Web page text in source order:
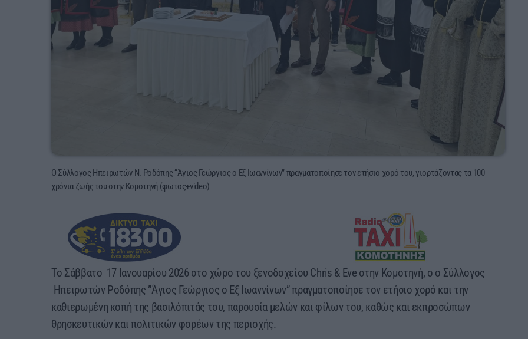
O Σύλλογος Ηπειρωτών Ν. Ροδόπης “Άγιος Γεώργιος ο Εξ Ιωαννίνων” πραγματοποίησε τον ετήσιο χορό του, γιορτάζοντας τα 100
χρόνια ζωής του στην Κομοτηνή (φωτος+video)
Το Σάββατο 17 Ιανουαρίου 2026 στο χώρο του ξενοδοχείου Chris & Eve στην Κομοτηνή, ο ο Σύλλογος
Ηπειρωτών Ροδόπης ”Άγιος Γεώργιος ο Εξ Ιωαννίνων” πραγματοποίησε τον ετήσιο χορό και την
καθιερωμένη κοπή της βασιλόπιτάς του, παρουσία μελών και φίλων του, καθώς και εκπροσώπων
θρησκευτικών και πολιτικών φορέων της περιοχής.